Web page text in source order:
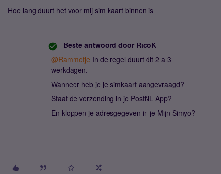
Hoe lang duurt het voor mij sim kaart binnen is
Beste antwoord door RicoK
@Rammetje In de regel duurt dit 2 a 3
werkdagen.
Wanneer heb je je simkaart aangevraagd?
Staat de verzending in je PostNL App?
En kloppen je adresgegeven in je Mijn Simyo?